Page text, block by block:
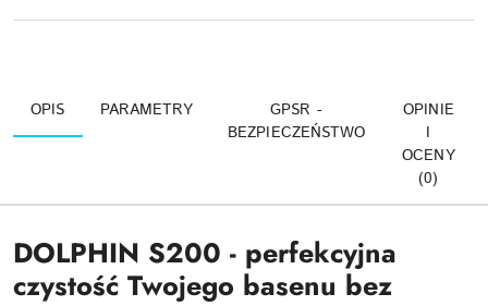
OPIS PARAMETRY
GPSR -
BEZPIECZEŃSTWO
OPINIE
I
OCENY
(0)
DOLPHIN S200 - perfekcyjna
czystość Twojego basenu bez